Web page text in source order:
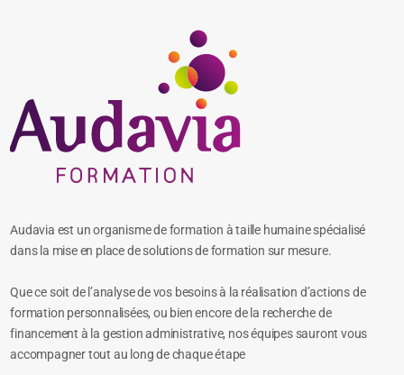
Audavia est un organisme de formation à taille humaine spécialisé
dans la mise en place de solutions de formation sur mesure.
Que ce soit de l’analyse de vos besoins à la réalisation d’actions de
formation personnalisées, ou bien encore de la recherche de
financement à la gestion administrative, nos équipes sauront vous
accompagner tout au long de chaque étape